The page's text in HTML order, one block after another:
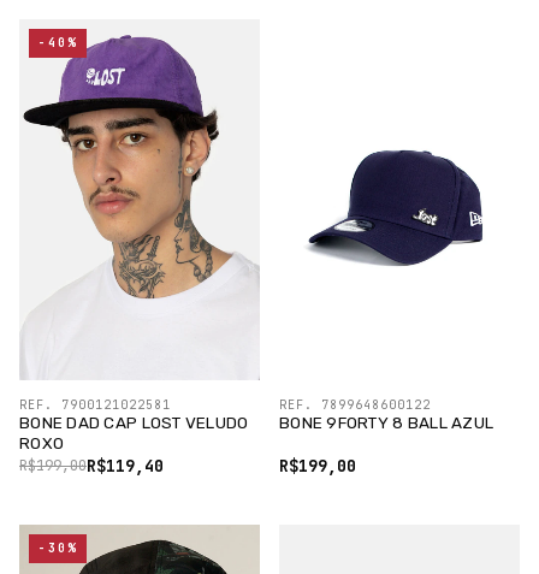
BONE DAD CAP LOST VELUDO
ROXO
R$119,40
R$199,00
REF. 7900121022581
-40%
BONE 9FORTY 8 BALL AZUL
R$199,00
REF. 7899648600122
-30%